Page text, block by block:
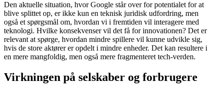
Den aktuelle situation, hvor Google står over for potentialet for at
blive splittet op, er ikke kun en teknisk juridisk udfordring, men
også et spørgsmål om, hvordan vi i fremtiden vil interagere med
teknologi. Hvilke konsekvenser vil det få for innovationen? Det er
relevant at spørge, hvordan mindre spillere vil kunne udvikle sig,
hvis de store aktører er opdelt i mindre enheder. Det kan resultere i
en mere mangfoldig, men også mere fragmenteret tech-verden.
Virkningen på selskaber og forbrugere